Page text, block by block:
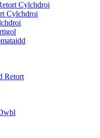
Cylchdroi
Cylchdroi
Retort